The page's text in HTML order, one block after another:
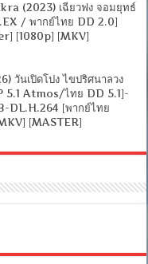
(2023) เฉียวฟง จอมยุทธ์
/ พากย์ไทย DD 2.0]
[1080p] [MKV]
วันเปิดโปง ไขปริศนาลวง
5.1 Atmos/ไทย DD 5.1]-
DL.H.264 [พากย์ไทย
[MASTER]